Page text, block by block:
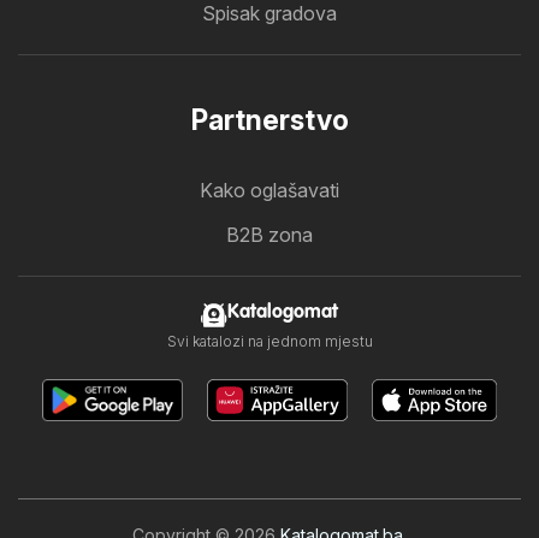
Spisak gradova
Partnerstvo
Kako oglašavati
B2B zona
Katalogomat
Svi katalozi na jednom mjestu